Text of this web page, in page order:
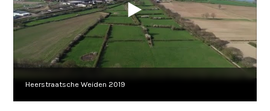
Heerstraatsche Weiden 2019